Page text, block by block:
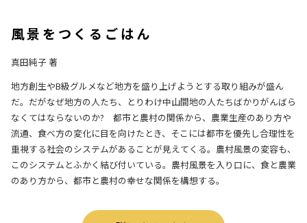
風景をつくるごはん
真田純子 著
地方創生やB級グルメなど地方を盛り上げようとする取り組みが盛ん
だ。だがなぜ地方の人たち、とりわけ中山間地の人たちばかりがんばら
なくてはならないのか? 都市と農村の関係から、農業生産のあり方や
流通、食べ方の変化に目を向けたとき、そこには都市を優先し合理性を
重視する社会のシステムがあることが見えてくる。農村風景の変容も、
このシステムとふかく結び付いている。農村風景を入り口に、食と農業
のあり方から、都市と農村の幸せな関係を構想する。